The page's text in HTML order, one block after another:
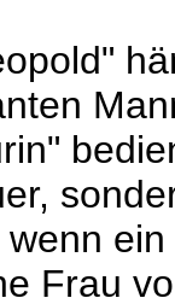
Frau